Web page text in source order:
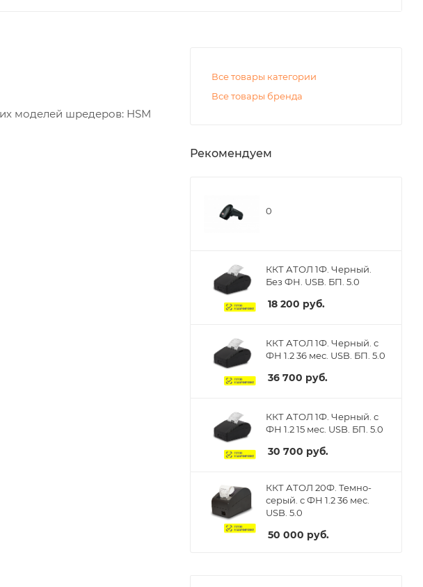
моделей шредеров: HSM
Все товары категории
Все товары бренда
Рекомендуем
0
ККТ АТОЛ 1Ф. Черный.
Без ФН. USB. БП. 5.0
18 200 руб.
ККТ АТОЛ 1Ф. Черный. с
ФН 1.2 36 мес. USB. БП. 5.0
36 700 руб.
ККТ АТОЛ 1Ф. Черный. с
ФН 1.2 15 мес. USB. БП. 5.0
30 700 руб.
ККТ АТОЛ 20Ф. Темно-
серый. с ФН 1.2 36 мес.
USB. 5.0
50 000 руб.